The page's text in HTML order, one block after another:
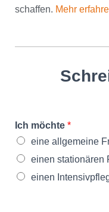
schaffen. Mehr
Ich möchte *
eine allgemeine
einen stationären
einen